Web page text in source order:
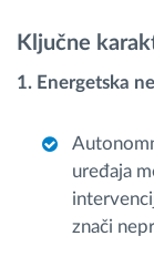
Ključne
1. Energetska
uređaja
znači